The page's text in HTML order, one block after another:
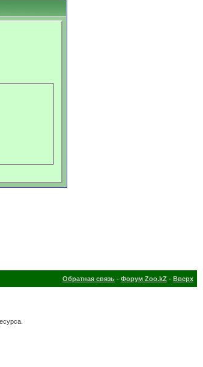
Обратная связь - Форум Zoo.kZ - Вверх